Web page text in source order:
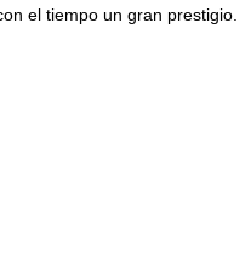
el tiempo un gran prestigio.